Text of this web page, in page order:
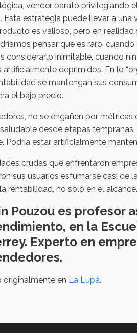
vender barato privilegiando
Esta estrategia puede llevar a
es valioso, pero en
pensar que es raro,
considerarlo inimitable, cuando
artificialmente deprimidos. En lo
se mantengan sus
el bajo precio.
no se engañen por
desde etapas
Podría estar artificialmente
crudas que enfrentaron
sus usuarios esfumarse casi de
rentabilidad, no sólo en el alcance.
Pouzou es profesor
en la
Experto en
originalmente en La Lupa.